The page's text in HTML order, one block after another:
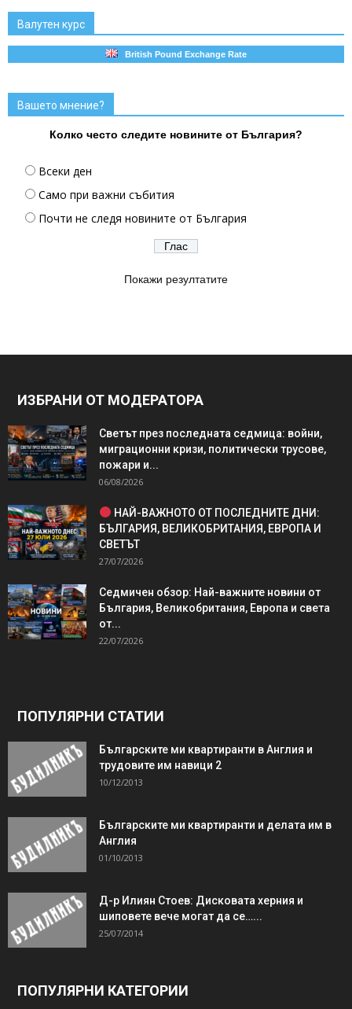
Валутен курс
British Pound Exchange Rate
Вашето мнение?
Колко често следите новините от България?
Всеки ден
Само при важни събития
Почти не следя новините от България
Покажи резултатите
ИЗБРАНИ ОТ МОДЕРАТОРА
Светът през последната седмица: войни,
миграционни кризи, политически трусове,
пожари и...
06/08/2026
НАЙ-ВАЖНОТО ОТ ПОСЛЕДНИТЕ ДНИ:
БЪЛГАРИЯ, ВЕЛИКОБРИТАНИЯ, ЕВРОПА И
СВЕТЪТ
27/07/2026
Седмичен обзор: Най-важните новини от
България, Великобритания, Европа и света
от...
22/07/2026
ПОПУЛЯРНИ СТАТИИ
Българските ми квартиранти в Англия и
трудовите им навици 2
10/12/2013
Българските ми квартиранти и делата им в
Англия
01/10/2013
Д-р Илиян Стоев: Дисковата херния и
шиповете вече могат да се…...
25/07/2014
ПОПУЛЯРНИ КАТЕГОРИИ